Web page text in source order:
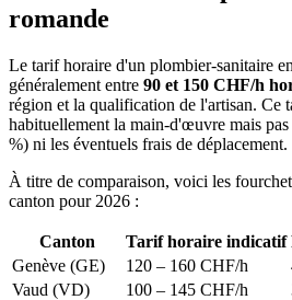
romande
Le tarif horaire d'un plombier-sanitaire
généralement entre 90 et 150 CHF/h
région et la qualification de l'artisan. Ce
habituellement la main-d'œuvre mais
%) ni les éventuels frais de déplacement.
À titre de comparaison, voici les
canton pour 2026 :
Canton Tarif horaire indicatif
Genève (GE)
120 – 160 CHF/h
Vaud (VD)
100 – 145 CHF/h